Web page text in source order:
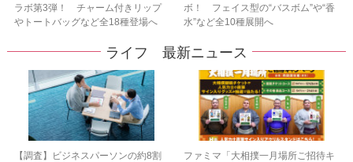
ラボ第3弾！ チャーム付きリップ
やトートバッグなど全18種登場へ
ボ！ フェイス型の“バスボム”や“香
水”など全10種展開へ
ライフ 最新ニュース
【調査】ビジネスパーソンの約8割
ファミマ「大相撲一月場所ご招待キ